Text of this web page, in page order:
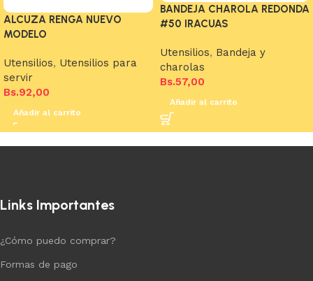
ALCUZA RENGA NUEVO
MODELO
Utensilios, Utensilios para
servir
Bs.92,00
Añadir al carrito
BANDEJA CHAROLA REDONDA
#50 IRACUAS
Utensilios, Bandeja y
charolas
Bs.57,00
Añadir al carrito
Links Importantes
¿Cómo puedo comprar?
Formas de pago